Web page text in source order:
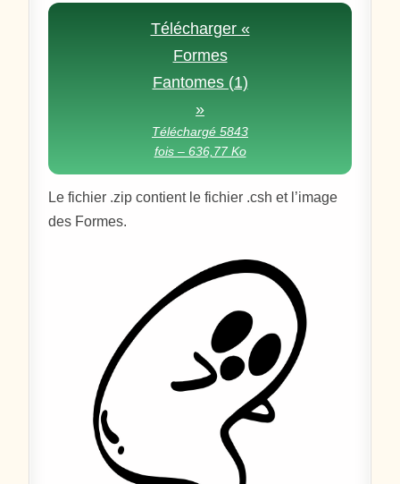
Télécharger «
Formes
Fantomes (1)
»
Téléchargé 5843
fois – 636,77 Ko
Le fichier .zip contient le fichier .csh et l’image
des Formes.